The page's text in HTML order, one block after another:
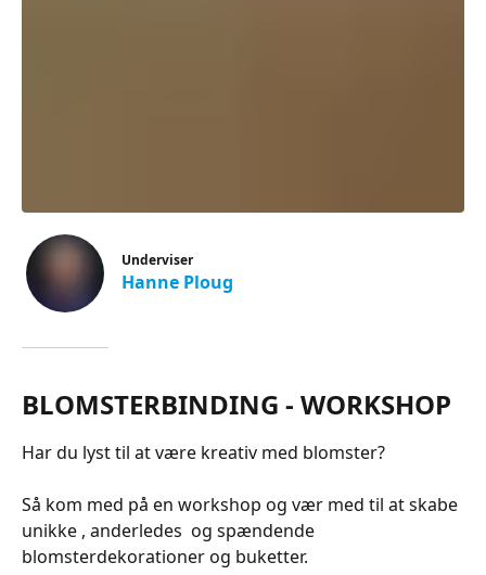
Underviser
Hanne Ploug
BLOMSTERBINDING - WORKSHOP
Har du lyst til at være kreativ med blomster?
Så kom med på en workshop og vær med til at skabe
unikke , anderledes og spændende
blomsterdekorationer og buketter.